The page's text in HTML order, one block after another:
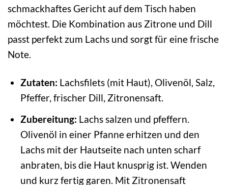
schmackhaftes Gericht auf dem Tisch haben
möchtest. Die Kombination aus Zitrone und Dill
passt perfekt zum Lachs und sorgt für eine frische
Note.
Zutaten: Lachsfilets (mit Haut), Olivenöl, Salz,
Pfeffer, frischer Dill, Zitronensaft.
Zubereitung: Lachs salzen und pfeffern.
Olivenöl in einer Pfanne erhitzen und den
Lachs mit der Hautseite nach unten scharf
anbraten, bis die Haut knusprig ist. Wenden
und kurz fertig garen. Mit Zitronensaft